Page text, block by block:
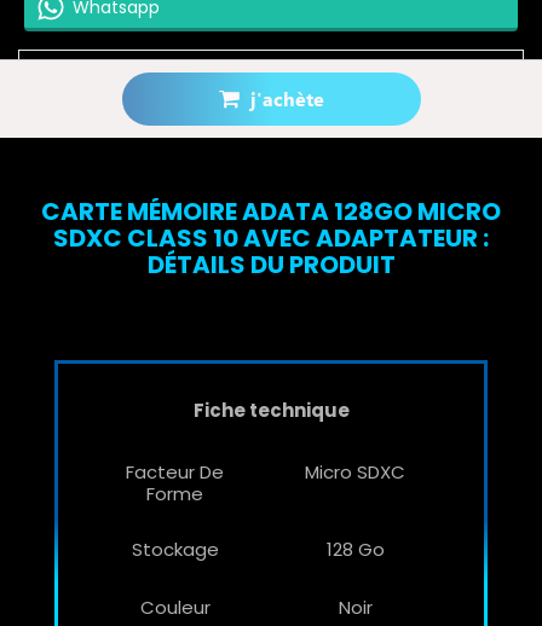
j'achète
Whatsapp
Prévenez-moi lorsque le produit est disponible
CARTE MÉMOIRE ADATA 128GO MICRO
SDXC CLASS 10 AVEC ADAPTATEUR :
DÉTAILS DU PRODUIT
Fiche technique
Facteur De
Forme
Micro SDXC
Stockage 128 Go
Couleur Noir